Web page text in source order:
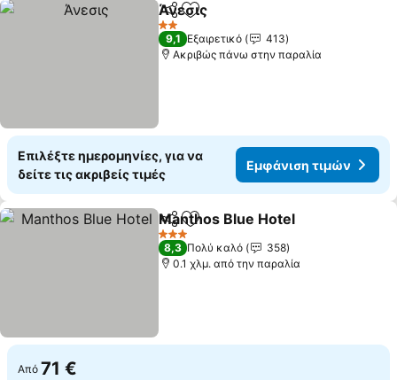
Κοινοποίηση
Προσθήκη στα αγαπημένα
Άνεσις
2 Αστέρια
9,1 Εξαιρετικό
413
Ακριβώς πάνω στην παραλία
Επιλέξτε ημερομηνίες, για να
δείτε τις ακριβείς τιμές
Εμφάνιση τιμών
Κοινοποίηση
Προσθήκη στα αγαπημένα
Manthos Blue Hotel
3 Αστέρια
8,3 Πολύ καλό
358
0.1 χλμ. από την παραλία
Από 71 €